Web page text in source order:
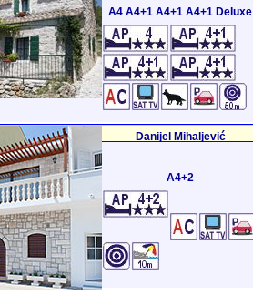
A4 A4+1 A4+1 A4+1 Deluxe
Danijel Mihaljević
A4+2